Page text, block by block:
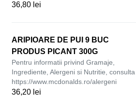
36,80 lei
ARIPIOARE DE PUI 9 BUC
PRODUS PICANT 300G
Pentru informatii privind Gramaje,
Ingrediente, Alergeni si Nutritie, consulta
https://www.mcdonalds.ro/alergeni
36,20 lei